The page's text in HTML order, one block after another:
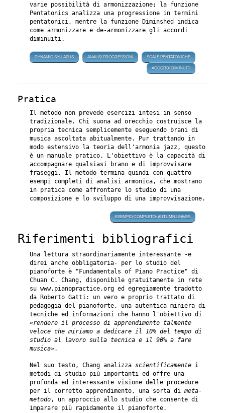
varie possibilità di armonizzazione; la funzione
Pentatonics analizza una progressione in termini
pentatonici, mentre la funzione Diminshed indica
come armonizzare e de-armonizzare gli accordi
diminuiti.
DYNAMIC SYLLABUS ANALISI PROGRESSIONI SCALE PENTATONICHE
ACCORDI DIMINUITI
Pratica
Il metodo non prevede esercizi intesi in senso
tradizionale. Chi suona ad orecchio costruisce la
propria tecnica semplicemente eseguendo brani di
musica ascoltata abitualmente. Pur trattando in
modo estensivo la teoria dell'armonia jazz, questo
è un manuale pratico. L'obiettivo è la capacità di
accompagnare qualsiasi brano e di improvvisare
fraseggi. Il metodo termina quindi con quattro
esempi completi di analisi armonica, che mostrano
in pratica come affrontare lo studio di una
composizione e lo sviluppo di una improvvisazione.
ESEMPIO COMPLETO: AUTUMN LEAVES
Riferimenti bibliografici
Una lettura straordinariamente interessante -e
direi anche obbligatoria- per lo studio del
pianoforte è "Fundamentals of Piano Practice" di
Chuan C. Chang, disponibile gratuitamente in rete
su www.pianopractice.org ed egregiamente tradotto
da Roberto Gatti: un vero e proprio trattato di
pedagogia del pianoforte, una autentica miniera di
tecniche ed informazioni che hanno l'obiettivo di
«rendere il processo di apprendimento talmente
veloce che miriamo a dedicare il 10% del tempo di
studio al lavoro sulla tecnica e il 90% a fare
musica».
Nel suo testo, Chang analizza scientificamente i
metodi di studio più importanti ed offre una
profonda ed interessante visione delle procedure
per il corretto apprendimento, una sorta di meta-
metodo, un approccio allo studio che consente di
imparare più rapidamente il pianoforte.